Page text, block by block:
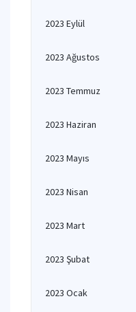
2023 Eylül
2023 Ağustos
2023 Temmuz
2023 Haziran
2023 Mayıs
2023 Nisan
2023 Mart
2023 Şubat
2023 Ocak